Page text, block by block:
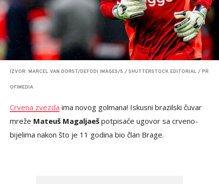
IZVOR: MARCEL VAN DORST/DEFODI IMAGES/S / SHUTTERSTOCK EDITORIAL / PR
OFIMEDIA
Crvena zvezda ima novog golmana! Iskusni brazilski čuvar
mreže Mateuš Magaljaeš potpisaće ugovor sa crveno-
bijelima nakon što je 11 godina bio član Brage.